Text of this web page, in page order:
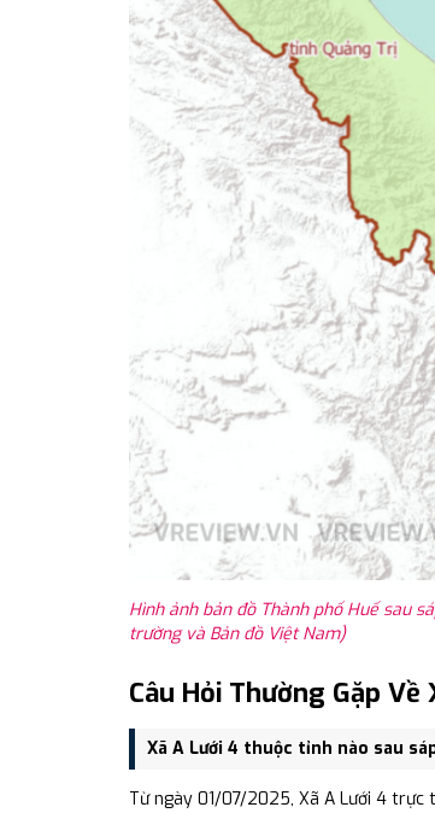
Hình ảnh bản đồ Thành phố Huế sau
trường và Bản đồ Việt Nam)
Câu Hỏi Thường Gặp Về
Xã A Lưới 4 thuộc tỉnh nào sau
Từ ngày 01/07/2025, Xã A Lưới 4 trực